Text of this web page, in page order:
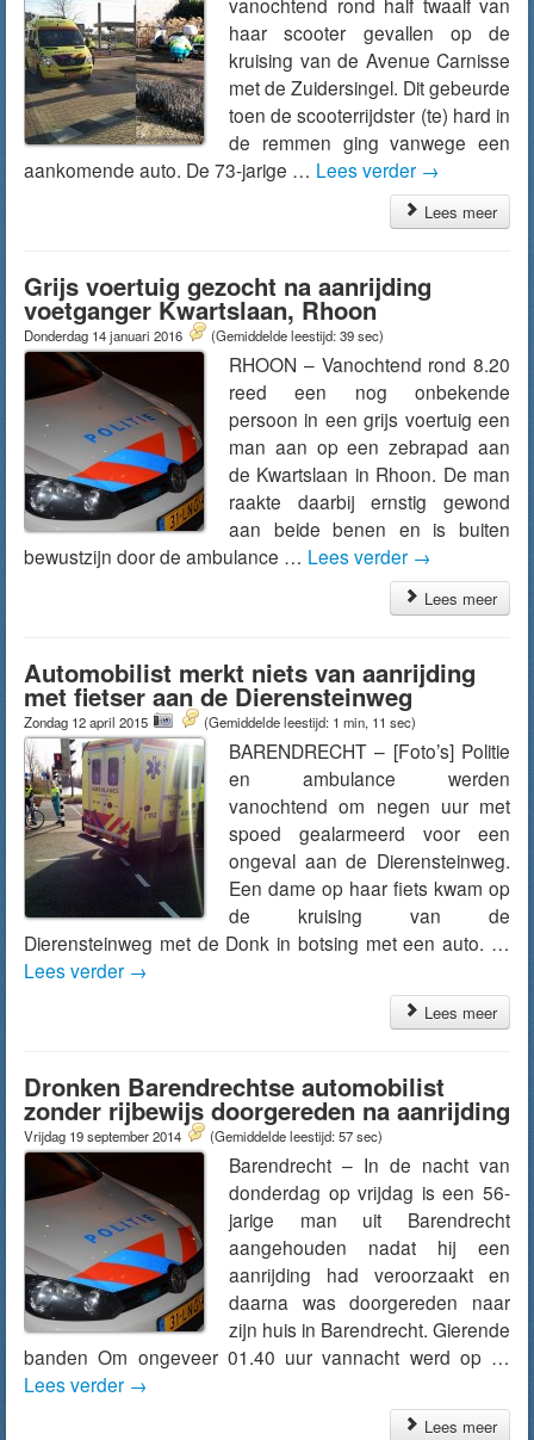
haar scooter gevallen op de
kruising van de Avenue Carnisse
met de Zuidersingel. Dit gebeurde
toen de scooterrijdster (te) hard in
de remmen ging vanwege een
aankomende auto. De 73-jarige … Lees verder →
Lees meer
Grijs voertuig gezocht na aanrijding
voetganger Kwartslaan, Rhoon
Donderdag 14 januari 2016 (Gemiddelde leestijd: 39 sec)
RHOON – Vanochtend rond 8.20
reed een nog onbekende
persoon in een grijs voertuig een
man aan op een zebrapad aan
de Kwartslaan in Rhoon. De man
raakte daarbij ernstig gewond
aan beide benen en is buiten
bewustzijn door de ambulance … Lees verder →
Lees meer
Automobilist merkt niets van aanrijding
met fietser aan de Dierensteinweg
Zondag 12 april 2015 (Gemiddelde leestijd: 1 min, 11 sec)
BARENDRECHT – [Foto’s] Politie
en ambulance werden
vanochtend om negen uur met
spoed gealarmeerd voor een
ongeval aan de Dierensteinweg.
Een dame op haar fiets kwam op
de kruising van de
Dierensteinweg met de Donk in botsing met een auto. …
Lees verder →
Lees meer
Dronken Barendrechtse automobilist
zonder rijbewijs doorgereden na aanrijding
Vrijdag 19 september 2014 (Gemiddelde leestijd: 57 sec)
Barendrecht – In de nacht van
donderdag op vrijdag is een 56-
jarige man uit Barendrecht
aangehouden nadat hij een
aanrijding had veroorzaakt en
daarna was doorgereden naar
zijn huis in Barendrecht. Gierende
banden Om ongeveer 01.40 uur vannacht werd op …
Lees verder →
Lees meer